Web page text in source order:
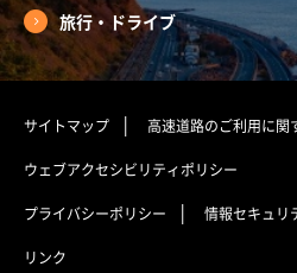
旅行・ドライブ
サイトマップ 高速道路のご利用に関
ウェブアクセシビリティポリシー
プライバシーポリシー 情報セキュリ
リンク